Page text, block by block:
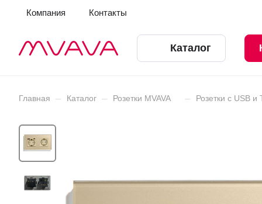
Компания Контакты
Каталог
Главная – Каталог – Розетки MVAVA – Розетки с USB и